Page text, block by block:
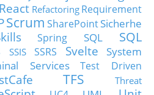
React Refactoring Requirement
Scrum SharePointSicherhe
Spring SQL
SQL
SSIS SSRS Svelte
System
Services
Test Driven
TFS
Threat